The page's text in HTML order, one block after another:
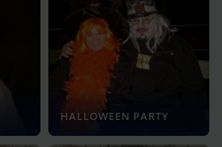
HALLOWEEN PARTY